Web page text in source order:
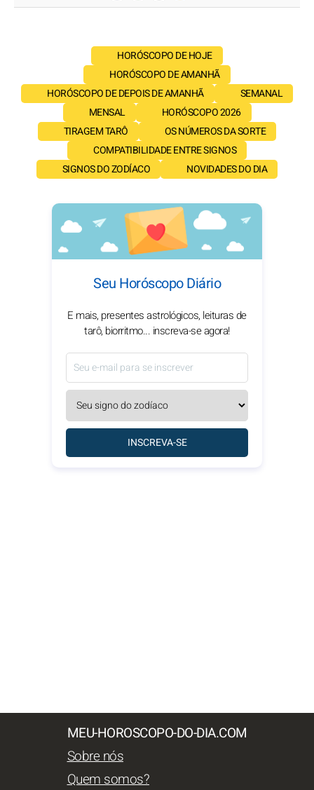
HORÓSCOPO DE HOJE
HORÓSCOPO DE AMANHÃ
HORÓSCOPO DE DEPOIS DE AMANHÃ
SEMANAL
MENSAL
HORÓSCOPO 2026
TIRAGEM TARÔ
OS NÚMEROS DA SORTE
COMPATIBILIDADE ENTRE SIGNOS
SIGNOS DO ZODÍACO
NOVIDADES DO DIA
Seu Horóscopo Diário
E mais, presentes astrológicos, leituras de
tarô, biorritmo... inscreva-se agora!
INSCREVA-SE
MEU-HOROSCOPO-DO-DIA.COM
Sobre nós
Quem somos?